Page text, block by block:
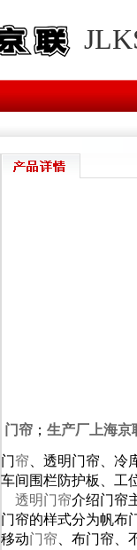
门帘 ； 生产厂上海京
门帘 、透明门帘、
车间围栏防护板、工
透明门帘介绍门帘
门帘的样式分为帆布
移动门帘 、布门帘、